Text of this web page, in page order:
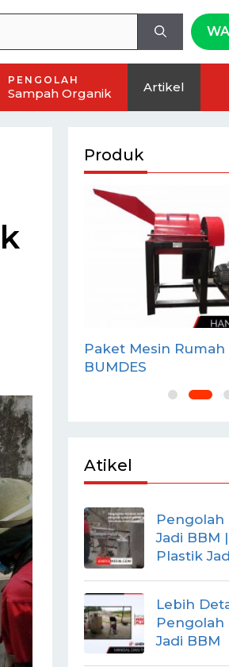
PENGOLAH
Sampah Organik Artikel
Produk
Paket Mesin Rumah
BUMDES
Atikel
Pengolah
Jadi BBM
Plastik
Lebih
Pengolah
Jadi BBM